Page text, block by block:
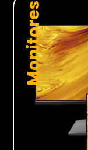
Monitores